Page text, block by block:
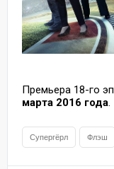
Премьера 18-го
марта 2016 года.
Супергёрл Флэш